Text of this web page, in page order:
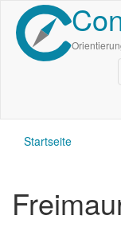
Direkt
zum
Inhalt
Startseite